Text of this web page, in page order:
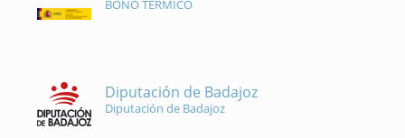
BONO TÉRMICO
Diputación de Badajoz
Diputación de Badajoz